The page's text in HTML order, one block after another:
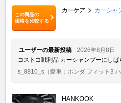
この商品の
価格を比較する
カーケア カーシャ
ユーザーの最新投稿
2026年8月8日
コストコ戦利品 カーシャンプーにしば
s_8810_s （愛車：ホンダ フィット3
HANKOOK